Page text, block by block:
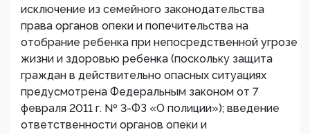
исключение из семейного законодательства
права органов опеки и попечительства на
отобрание ребенка при непосредственной угрозе
жизни и здоровью ребенка (поскольку защита
граждан в действительно опасных ситуациях
предусмотрена Федеральным законом от 7
февраля 2011 г. № 3-ФЗ «О полиции»); введение
ответственности органов опеки и